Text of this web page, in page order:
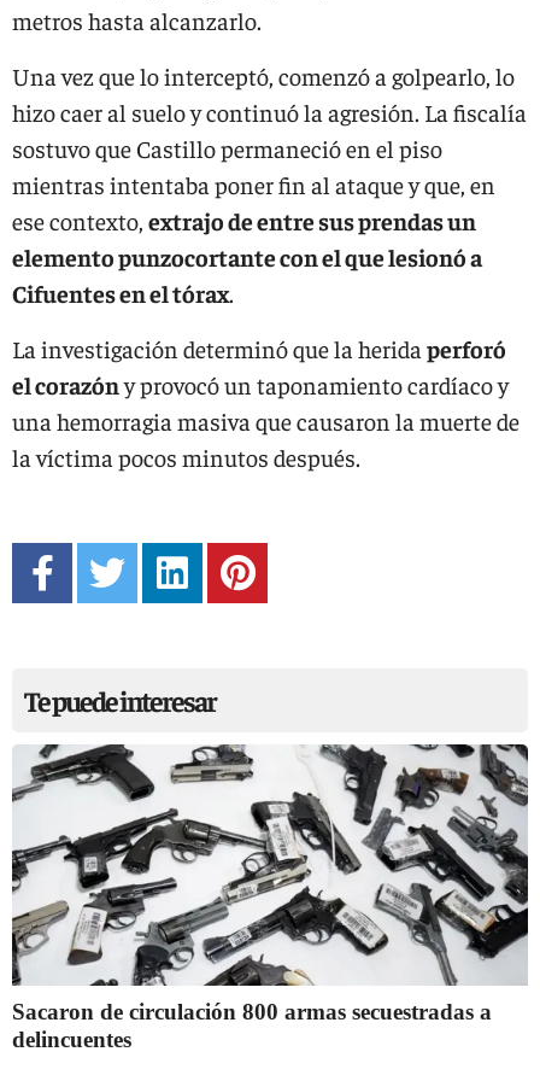
metros hasta alcanzarlo.
Una vez que lo interceptó, comenzó a golpearlo, lo
hizo caer al suelo y continuó la agresión. La fiscalía
sostuvo que Castillo permaneció en el piso
mientras intentaba poner fin al ataque y que, en
ese contexto, extrajo de entre sus prendas un
elemento punzocortante con el que lesionó a
Cifuentes en el tórax.
La investigación determinó que la herida perforó
el corazóny provocó un taponamiento cardíaco y
una hemorragia masiva que causaron la muerte de
la víctima pocos minutos después.
Te puede interesar
Sacaron de circulación 800 armas secuestradas a
delincuentes